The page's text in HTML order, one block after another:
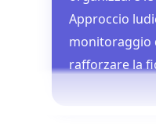
Approccio
monitoraggio
rafforzare la